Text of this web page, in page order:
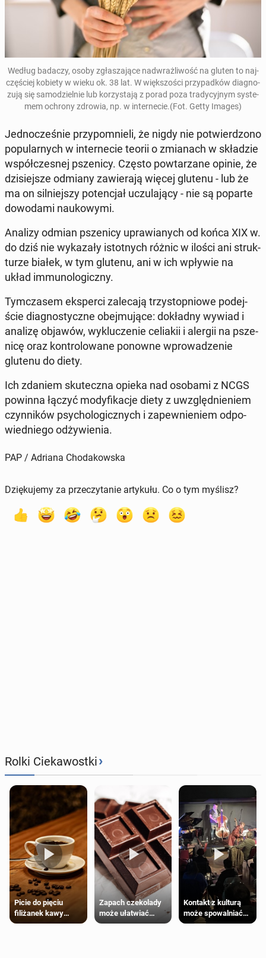
Według badaczy, osoby zgła­sza­ją­ce nad­wraż­li­wość na gluten to naj­
czę­ściej kobiety w wieku ok. 38 lat. W więk­szo­ści przy­pad­ków dia­gno­
zu­ją się sa­mo­dziel­nie lub ko­rzy­sta­ją z porad poza tra­dy­cyj­nym sys­te­
mem ochrony zdrowia, np. w in­ter­ne­cie.(Fot. Getty Images)
Jed­no­cze­śnie przy­po­mnie­li, że nigdy nie po­twier­dzo­no
po­pu­lar­nych w in­ter­ne­cie teorii o zmia­nach w skła­dzie
współ­cze­snej psze­ni­cy. Często po­wta­rza­ne opinie, że
dzi­siej­sze odmiany za­wie­ra­ją więcej glutenu - lub że
ma on sil­niej­szy po­ten­cjał uczu­la­ją­cy - nie są poparte
do­wo­da­mi na­uko­wy­mi.
Analizy odmian psze­ni­cy upra­wia­nych od końca XIX w.
do dziś nie wy­ka­za­ły istot­nych różnic w ilości ani struk­
tu­rze białek, w tym glutenu, ani w ich wpływie na
układ im­mu­no­lo­gicz­ny.
Tym­cza­sem eks­per­ci za­le­ca­ją trzy­stop­nio­we po­dej­
ście dia­gno­stycz­ne obej­mu­ją­ce: do­kład­ny wywiad i
analizę objawów, wy­klu­cze­nie ce­lia­kii i alergii na psze­
ni­cę oraz kon­tro­lo­wa­ne ponowne wpro­wa­dze­nie
glutenu do diety.
Ich zdaniem sku­tecz­na opieka nad osobami z NCGS
powinna łączyć mo­dy­fi­ka­cje diety z uwzględ­nie­niem
czyn­ni­ków psy­cho­lo­gicz­nych i za­pew­nie­niem od­po­
wied­nie­go od­ży­wie­nia.
PAP / Adriana Chodakowska
Dziękujemy za przeczytanie artykułu. Co o tym myślisz?
Rolki Ciekawostki›
Picie do pięciu
filiżanek kawy
dziennie jest
Zapach czekolady
może ułatwiać
trening siłowy
Kontakt z kulturą
może spowalniać
starzenie